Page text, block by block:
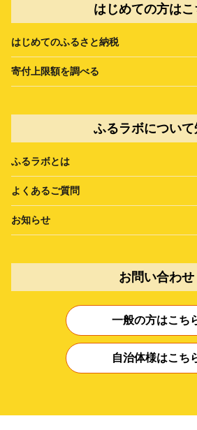
はじめての方はこ
はじめてのふるさと納税
寄付上限額を調べる
ふるラボについて
ふるラボとは
よくあるご質問
お知らせ
お問い合わせ
一般の方はこち
自治体様はこち